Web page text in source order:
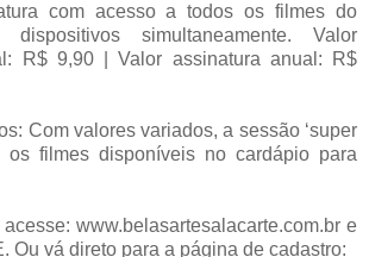
com acesso a todos os filmes do
simultaneamente. Valor
R$ 9,90 | Valor assinatura anual: R$
Com valores variados, a sessão ‘super
os filmes disponíveis no cardápio para
www.belasartesalacarte.com.br e
Ou vá direto para a página de cadastro: